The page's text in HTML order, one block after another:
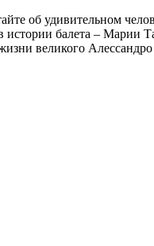
об удивительном
истории балета – Марии
великого